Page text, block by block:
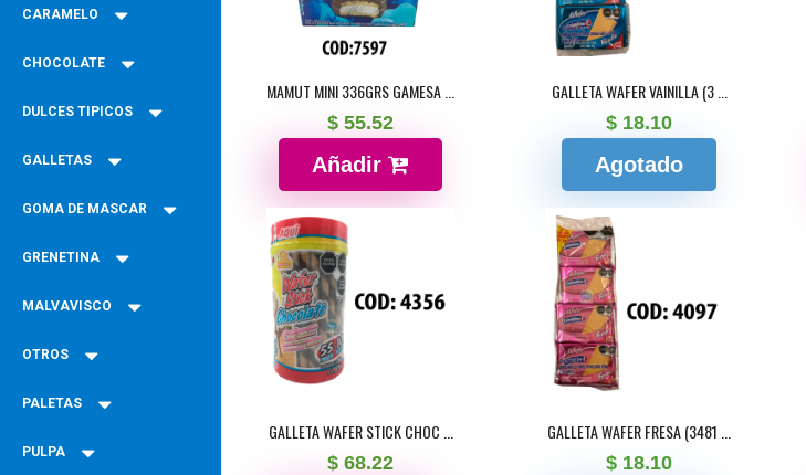
CARAMELO
CHOCOLATE
DULCES TIPICOS
GALLETAS
GOMA DE MASCAR
GRENETINA
MALVAVISCO
OTROS
PALETAS
PULPA
MAMUT MINI 336GRS GAMESA ...
$ 55.52
Añadir
GALLETA WAFER VAINILLA (3 ...
$ 18.10
Agotado
GALLETA WAFER STICK CHOC ...
$ 68.22
GALLETA WAFER FRESA (3481 ...
$ 18.10